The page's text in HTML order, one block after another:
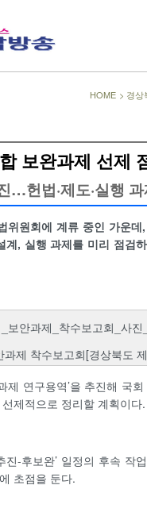
HOME > 경상
보완과제 선제
…헌법·제도·실행
위원회에 계류 중인 가운
, 실행 과제를 미리 점검
과제 착수보고회[경상북도
제 연구용역’을 추진해 국
제적으로 정리할 계획이다.
-후보완’ 일정의 후속 작
초점을 둔다.